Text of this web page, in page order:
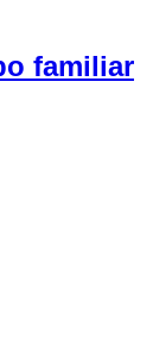
familiar